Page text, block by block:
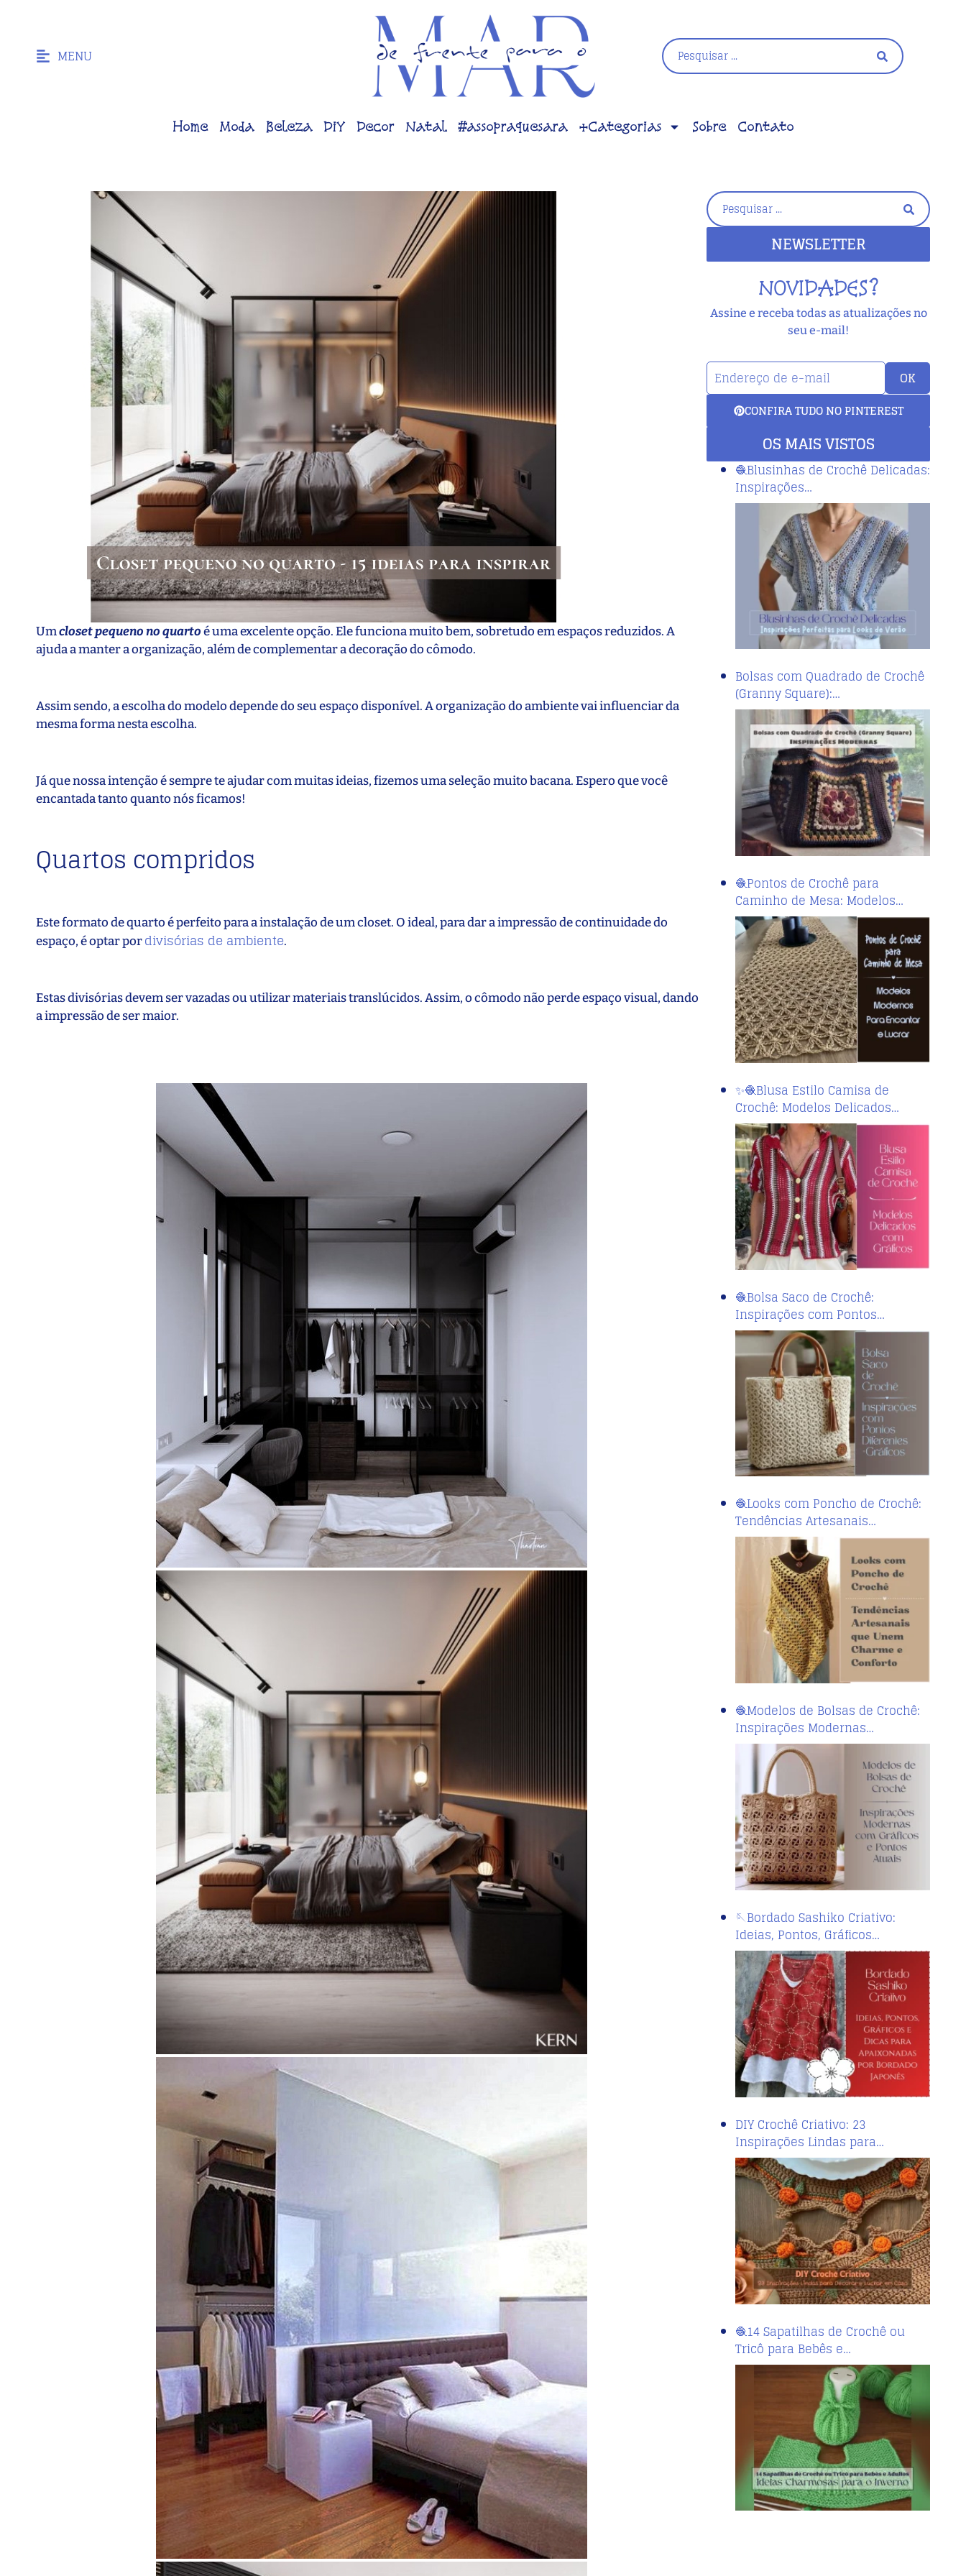
MENU
Home Moda Beleza DiY Decor Natal #assopraquesara +Categorias Sobre Contato
Umcloset pequeno no quartoé uma excelente opção. Ele funciona muito bem, sobretudo em espaços reduzidos. A
ajuda a manter a organização, além de complementar a decoração do cômodo.
Assim sendo, a escolha do modelo depende do seu espaço disponível. A organização do ambiente vai influenciar da
mesma forma nesta escolha.
Já que nossa intenção é sempre te ajudar com muitas ideias, fizemos uma seleção muito bacana. Espero que você
encantada tanto quanto nós ficamos!
Quartos compridos
Este formato de quarto é perfeito para a instalação de um closet. O ideal, para dar a impressão de continuidade do
espaço, é optar pordivisórias de ambiente.
Estas divisórias devem ser vazadas ou utilizar materiais translúcidos. Assim, o cômodo não perde espaço visual, dando
a impressão de ser maior.
NEWSLETTER
NOVIDADES?
Assine e receba todas as atualizações no
seu e-mail!
OK
CONFIRA TUDO NO PINTEREST
OS MAIS VISTOS
🧶Blusinhas de Crochê Delicadas:
Inspirações…
Bolsas com Quadrado de Crochê
(Granny Square):…
🧶Pontos de Crochê para
Caminho de Mesa: Modelos…
✨🧶Blusa Estilo Camisa de
Crochê: Modelos Delicados…
🧶Bolsa Saco de Crochê:
Inspirações com Pontos…
🧶Looks com Poncho de Crochê:
Tendências Artesanais…
🧶Modelos de Bolsas de Crochê:
Inspirações Modernas…
🪡Bordado Sashiko Criativo:
Ideias, Pontos, Gráficos…
DIY Crochê Criativo: 23
Inspirações Lindas para…
🧶14 Sapatilhas de Crochê ou
Tricô para Bebês e…